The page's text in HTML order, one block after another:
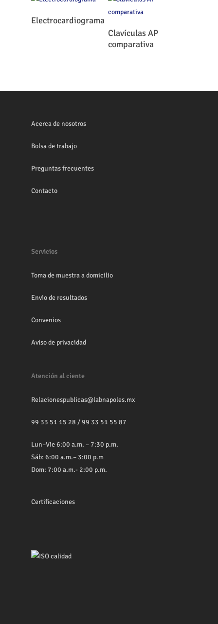
Leer Más
Electrocardiograma
Leer Más
Clavículas AP
comparativa
Acerca de nosotros
Bolsa de trabajo
Preguntas frecuentes
Contacto
Servicios
Toma de muestra a domicilio
Envio de resultados
Convenios
Aviso de privacidad
Atención al ciente
Relacionespublicas@labnapoles.mx
99 33 51 15 28 /99 33 51 55 87
Lun–Vie 6:00 a.m. – 7:30 p.m.
Sáb: 6:00 a.m.– 3:00 p.m
Dom: 7:00 a.m.- 2:00 p.m.
Certificaciones